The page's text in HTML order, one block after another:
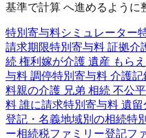
基準で計算 へ進めるように
特別寄与料シミュレーター
請求期限特別寄与料 証拠介
続 権利 嫁が介護 遺産 もら
与料 調停特別寄与料 介護記
料親の介護 兄弟 相続 不公平
料 誰に請求特別寄与料 遺留
登記・名義地域別の相続特
ー相続税ファミリー登記フ